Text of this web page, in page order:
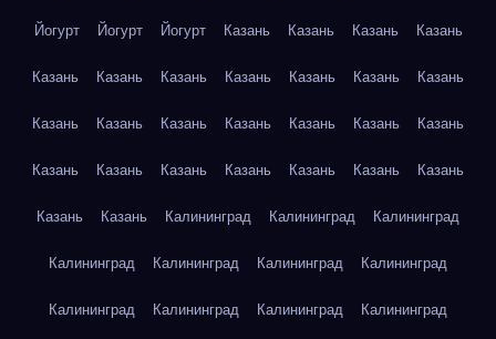
Йогурт Йогурт Йогурт Казань Казань Казань Казань
Казань Казань Казань Казань Казань Казань Казань
Казань Казань Казань Казань Казань Казань Казань
Казань Казань Казань Казань Казань Казань Казань
Казань Казань Калининград Калининград Калининград
Калининград Калининград Калининград Калининград
Калининград Калининград Калининград Калининград